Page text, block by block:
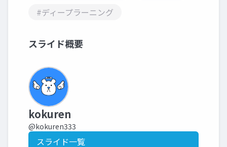
#ディープラーニング
スライド概要
kokuren
@kokuren333
スライド一覧